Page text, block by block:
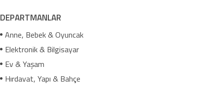
DEPARTMANLAR
Anne, Bebek & Oyuncak
Elektronik & Bilgisayar
Ev & Yaşam
Hırdavat, Yapı & Bahçe